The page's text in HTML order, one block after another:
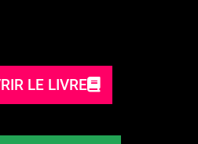
LE LIVRE